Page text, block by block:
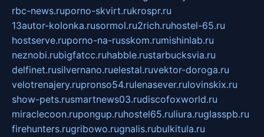
rbc-news.ruporno-skvirt.rukrospr.ru
13autor-kolonka.rusormol.ru2rich.ruhostel-65.ru
hostserve.ruporno-na-russkom.rumishinlab.ru
neznobi.rubigfatcc.ruhabble.rustarbucksvia.ru
delfinet.rusilvernano.ruelestal.ruvektor-doroga.ru
velotrenajery.rupronso54.rulenasever.rulovinskix.ru
show-pets.rusmartnews03.rudiscofoxworld.ru
miraclecoon.rupongup.ruhostel65.ruliura.ruglasspb.ru
firehunters.rugribowo.rugnalis.rubulkitula.ru